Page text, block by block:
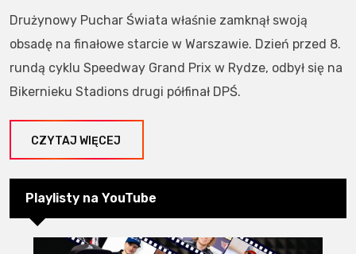
Drużynowy Puchar Świata właśnie zamknął swoją
obsadę na finałowe starcie w Warszawie. Dzień przed 8.
rundą cyklu Speedway Grand Prix w Rydze, odbył się na
Bikernieku Stadions drugi półfinał DPŚ.
CZYTAJ WIĘCEJ
Playlisty na YouTube